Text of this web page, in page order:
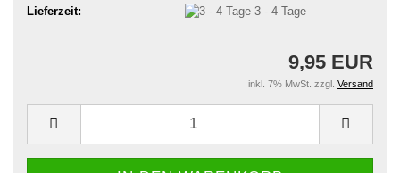
Lieferzeit:
3 - 4 Tage
9,95 EUR
inkl. 7% MwSt. zzgl. Versand